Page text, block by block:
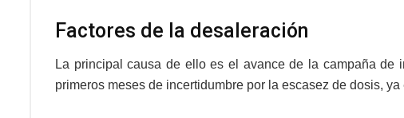
Factores de la desaleración
La principal causa de ello es el avance de la campaña
primeros meses de incertidumbre por la escasez de dosis,